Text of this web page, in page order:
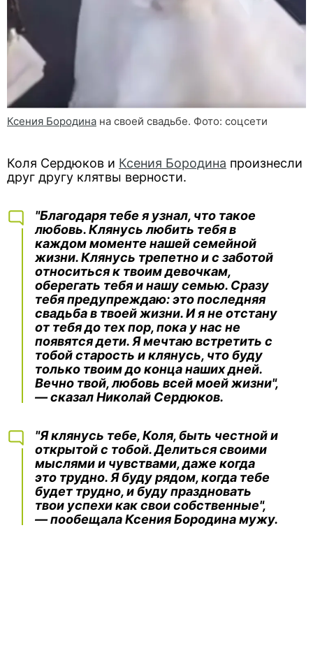
Ксения Бородина на своей свадьбе. Фото: соцсети
Коля Сердюков и Ксения Бородина произнесли
друг другу клятвы верности.
"Благодаря тебе я узнал, что такое
любовь. Клянусь любить тебя в
каждом моменте нашей семейной
жизни. Клянусь трепетно и с заботой
относиться к твоим девочкам,
оберегать тебя и нашу семью. Сразу
тебя предупреждаю: это последняя
свадьба в твоей жизни. И я не отстану
от тебя до тех пор, пока у нас не
появятся дети. Я мечтаю встретить с
тобой старость и клянусь, что буду
только твоим до конца наших дней.
Вечно твой, любовь всей моей жизни",
— сказал Николай Сердюков.
"Я клянусь тебе, Коля, быть честной и
открытой с тобой. Делиться своими
мыслями и чувствами, даже когда
это трудно. Я буду рядом, когда тебе
будет трудно, и буду праздновать
твои успехи как свои собственные",
— пообещала Ксения Бородина мужу.